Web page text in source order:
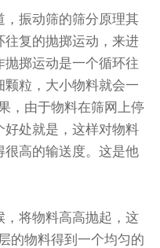
，振动筛的筛分原理其
往复的抛掷运动，来进
抛掷运动是一个循环往
粒，大小物料就会一
，由于物料在筛网上停
好处就是，这样对物料
很高的输送度。这是他
，将物料高高抛起，这
的物料得到一个均匀的